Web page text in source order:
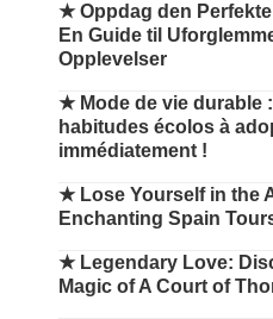
★Oppdag den
En Guide til
Opplevelser
★ Mode de vie durable
habitudes écolos à
immédiatement !
★ Lose Yourself in the
Enchanting Spain
★ Legendary Love:
Magic of A Court of